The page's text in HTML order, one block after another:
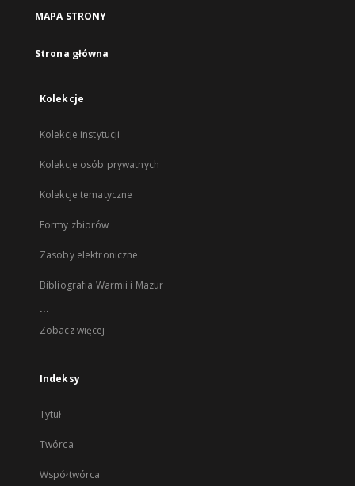
MAPA STRONY
Strona główna
Kolekcje
Kolekcje instytucji
Kolekcje osób prywatnych
Kolekcje tematyczne
Formy zbiorów
Zasoby elektroniczne
Bibliografia Warmii i Mazur
...
Zobacz więcej
Indeksy
Tytuł
Twórca
Współtwórca